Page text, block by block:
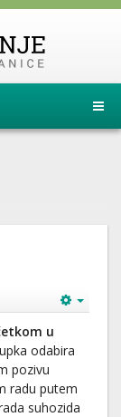
u
odabira
pozivu
radu putem
suhozida